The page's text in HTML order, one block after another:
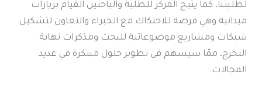
لطلبتنا، كما يتيح المركز للطلبة والباحثين القيام بزيارات
ميدانية وهي فرصة للاحتكاك مع الخبراء والتعاون لتشكيل
شبكات ومشاريع موضوعاتية للبحث ومذكرات نهاية
التخرج، ممّا سيسهم في تطوير حلول مبتكرة في عديد
المجالات.